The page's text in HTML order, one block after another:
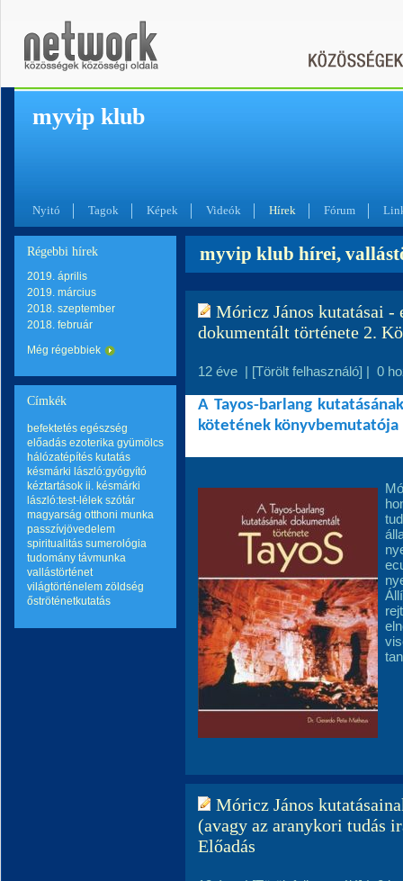
myvip klub
Nyitó Tagok Képek Videók Hírek Fórum
Régebbi hírek
2019. április
2019. március
2018. szeptember
2018. február
Még régebbiek
Címkék
befektetés egészség
előadás ezoterika gyümölcs
hálózatépítés kutatás
késmárki lászló:gyógyító
kéztartások ii. késmárki
lászló:test-lélek szótár
magyarság otthoni munka
passzívjövedelem
spiritualitás sumerológia
tudomány távmunka
vallástörténet
világtörténelem zöldség
őströténetkutatás
myvip klub hírei,
Móricz János kutatásai -
dokumentált története 2.
12 éve | [Törölt felhasználó] | 0
A Tayos-barlang
kötetének könyvbemutatója
Móricz János
(avagy az aranykori tudás
Előadás